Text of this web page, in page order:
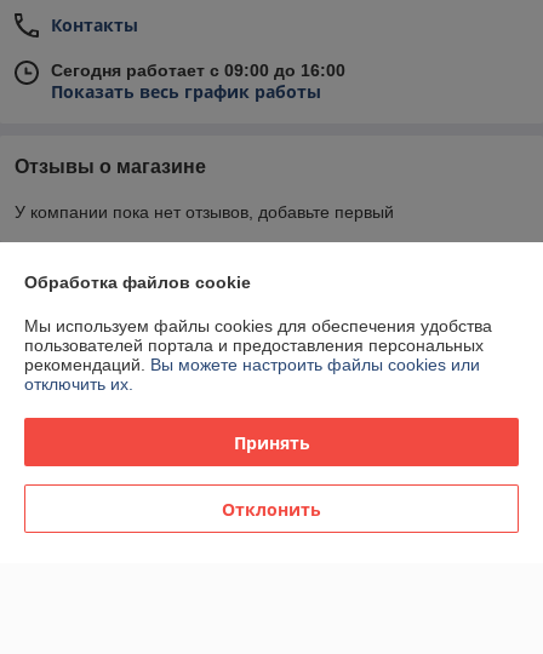
Контакты
Сегодня работает с 09:00 до 16:00
Показать весь график работы
Отзывы о магазине
У компании пока нет отзывов, добавьте первый
О нас
Контакты
Доставка и оплата
Обработка файлов cookie
Мы используем файлы cookies для обеспечения удобства
пользователей портала и предоставления персональных
рекомендаций. Вы можете настроить файлы cookies или
отключить их.
Принять
Отклонить